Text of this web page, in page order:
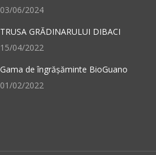
03/06/2024
TRUSA GRĂDINARULUI DIBACI
15/04/2022
Gama de îngrășăminte BioGuano
01/02/2022